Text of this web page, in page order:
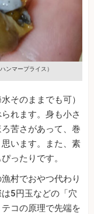
ンマープライス）
そのままでも可）
れます。身も小さ
苦さがあって、巻
います。また、素
ったりです。
村でおやつ代わり
5円玉などの「穴
コの原理で先端を